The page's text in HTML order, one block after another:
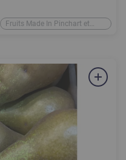
Fruits Made In Pinchart et
d'ailleurs